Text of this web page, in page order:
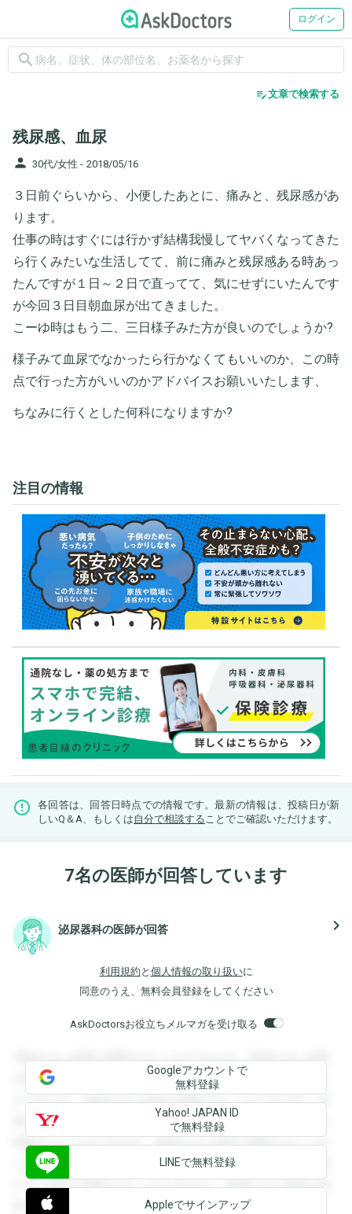
ログイン
search
edit_note文章で検索する
残尿感、血尿
person 30代/女性 - 2018/05/16
３日前ぐらいから、小便したあとに、痛みと、残尿感があ
ります。
仕事の時はすぐには行かず結構我慢してヤバくなってきた
ら行くみたいな生活してて、前に痛みと残尿感ある時あっ
たんですが１日～２日で直ってて、気にせずにいたんです
が今回３日目朝血尿が出てきました。
こーゆ時はもう二、三日様子みた方が良いのでしょうか?
様子みて血尿でなかったら行かなくてもいいのか、この時
点で行った方がいいのかアドバイスお願いいたします、
ちなみに行くとした何科になりますか?
注目の情報
各回答は、回答日時点での情報です。最新の情報は、投稿日が新
しいQ＆A、もしくは自分で相談する ことでご確認いただけます。
7名の医師が回答しています
泌尿器科の医師が回答 navigate_next
利用規約 と 個人情報の取り扱いに
同意のうえ、無料会員登録をしてください
AskDoctorsお役立ちメルマガを受け取る
登録すると回答を閲覧することができます。登録すると回答
を閲覧することができます。登録すると回答を閲覧すること
ができます。登録すると回答を閲覧することができます。登
録すると回答を閲覧することができます。登録すると回答を
閲覧することができます。登録すると回答を閲覧することが
できます。登録すると回答を閲覧することができます。登録
すると回答を閲覧することができます。登録すると回答を閲
覧することができます。
Googleアカウントで
無料登録
Yahoo! JAPAN ID
で無料登録
LINEで無料登録
Appleでサインアップ